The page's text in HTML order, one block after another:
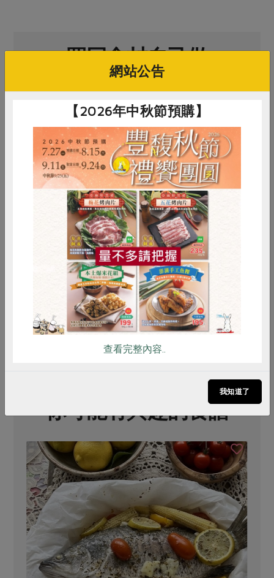
買回食材自己做
馥聚有限公司
公平貿易黑胡椒粒(馥
聚)-50g/瓶
瑪諾蘭迦工作室
優質冷壓特級初榨橄欖油
750毫升
全素 常溫
$725
你可能有興趣的食譜
RPET 食譜 減硝酸鹽
雞蛋 食安 共同購買
網站公告
【2026年中秋節預購】
查看完整內容..
我知道了